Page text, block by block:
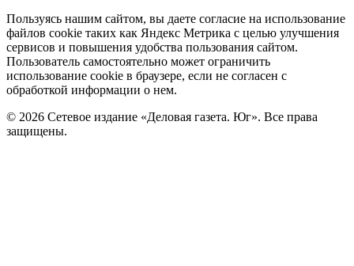
Политика
cookie
Пользуясь нашим сайтом, вы даете согласие на использование
файлов cookie таких как Яндекс Метрика с целью улучшения
сервисов и повышения удобства пользования сайтом.
Пользователь самостоятельно может ограничить
использование cookie в браузере, если не согласен с
обработкой информации о нем.
© 2026 Сетевое издание «Деловая газета. Юг». Все права
защищены.